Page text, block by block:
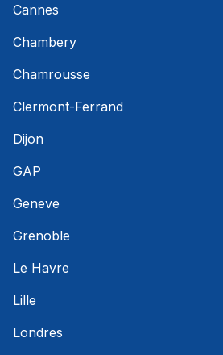
Cannes
Chambery
Chamrousse
Clermont-Ferrand
Dijon
GAP
Geneve
Grenoble
Le Havre
Lille
Londres